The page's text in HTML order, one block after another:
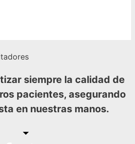
siempre la calidad de
pacientes, asegurando
en nuestras manos.